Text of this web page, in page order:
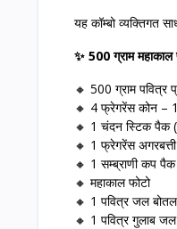
यह कॉम्बो व्यक्तिगत
✨ 500 ग्राम महाकाल
🔸 500 ग्राम पवित्र
🔸 4 फ्रेगरेंस कोन – 1
🔸 1 चंदन स्टिक पैक
🔸 1 फ्रेगरेंस अगरबत्ती
🔸 1 सम्ब्राणी कप पैक
🔸 महाकाल फोटो
🔸 1 पवित्र जल बोतल
🔸 1 पवित्र गुलाब